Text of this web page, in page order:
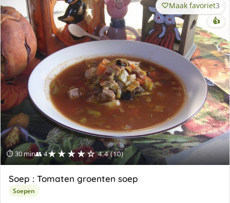
⏱ 30 min👥 4★★★★☆ 4.4 (10)
Maak favoriet3
👍
Soep : Tomaten groenten soep
Soepen